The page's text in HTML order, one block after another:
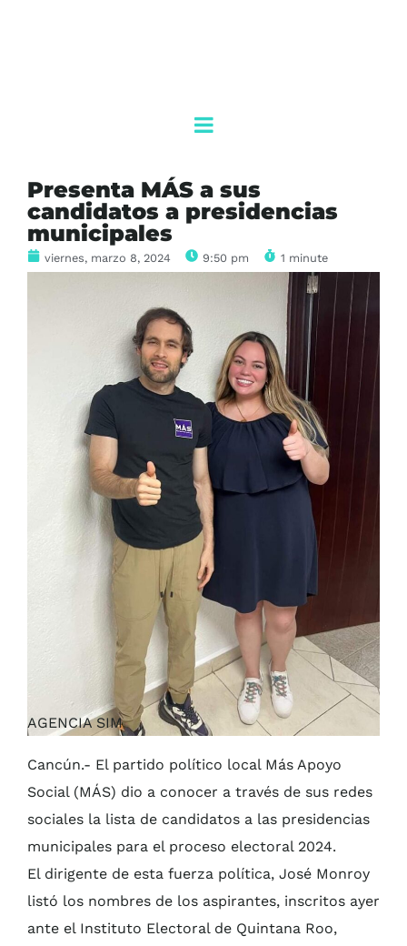
Presenta MÁS a sus
candidatos a presidencias
municipales
viernes, marzo 8, 2024 9:50 pm 1 minute
AGENCIA SIM
Cancún.- El partido político local Más Apoyo
Social (MÁS) dio a conocer a través de sus redes
sociales la lista de candidatos a las presidencias
municipales para el proceso electoral 2024.
El dirigente de esta fuerza política, José Monroy
listó los nombres de los aspirantes, inscritos ayer
ante el Instituto Electoral de Quintana Roo,